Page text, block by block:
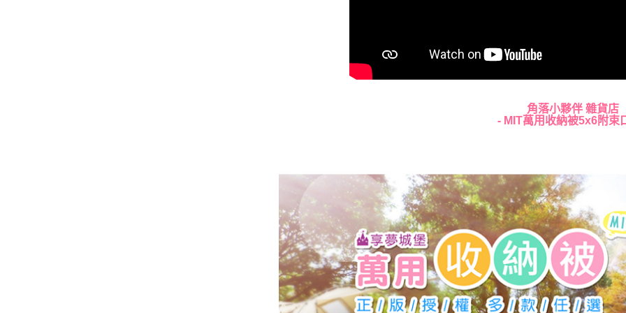
角落小夥伴 雜貨店
- MIT萬用收納被5x6附束